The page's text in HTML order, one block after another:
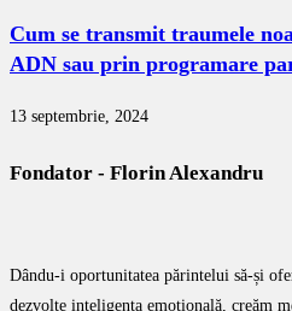
Cum se transmit traumele
ADN sau prin programare
13 septembrie, 2024
Fondator - Florin Alexandru
Dându-i oportunitatea părintelui să-și
dezvolte inteligența emoțională, creăm